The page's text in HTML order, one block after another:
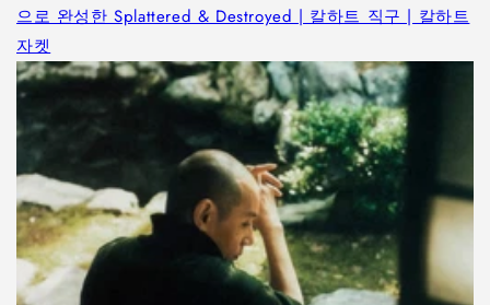
으로 완성한 Splattered & Destroyed | 칼하트 직구 | 칼하트
자켓